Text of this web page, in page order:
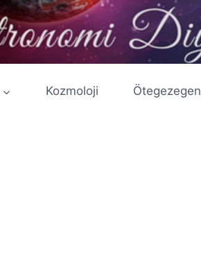
Kozmoloji Ötegezegen